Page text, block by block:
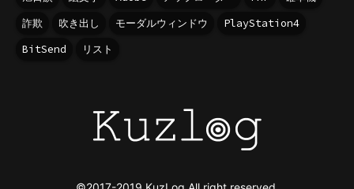
詐欺
吹き出し モーダルウィンドウ
PlayStation4
BitSend
リスト